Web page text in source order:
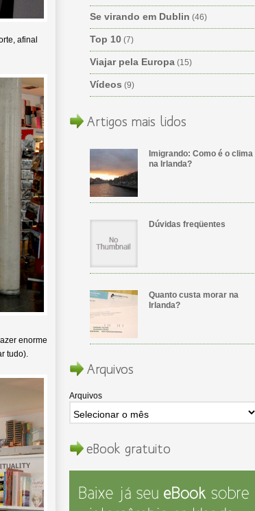
afinal
enorme
tudo).
Se virando em Dublin (46)
Top 10 (7)
Viajar pela Europa (15)
Vídeos (9)
Artigos mais lidos
Imigrando: Como é o clima
na Irlanda?
Dúvidas freqüentes
Quanto custa morar na
Irlanda?
Arquivos
Arquivos
eBook gratuito